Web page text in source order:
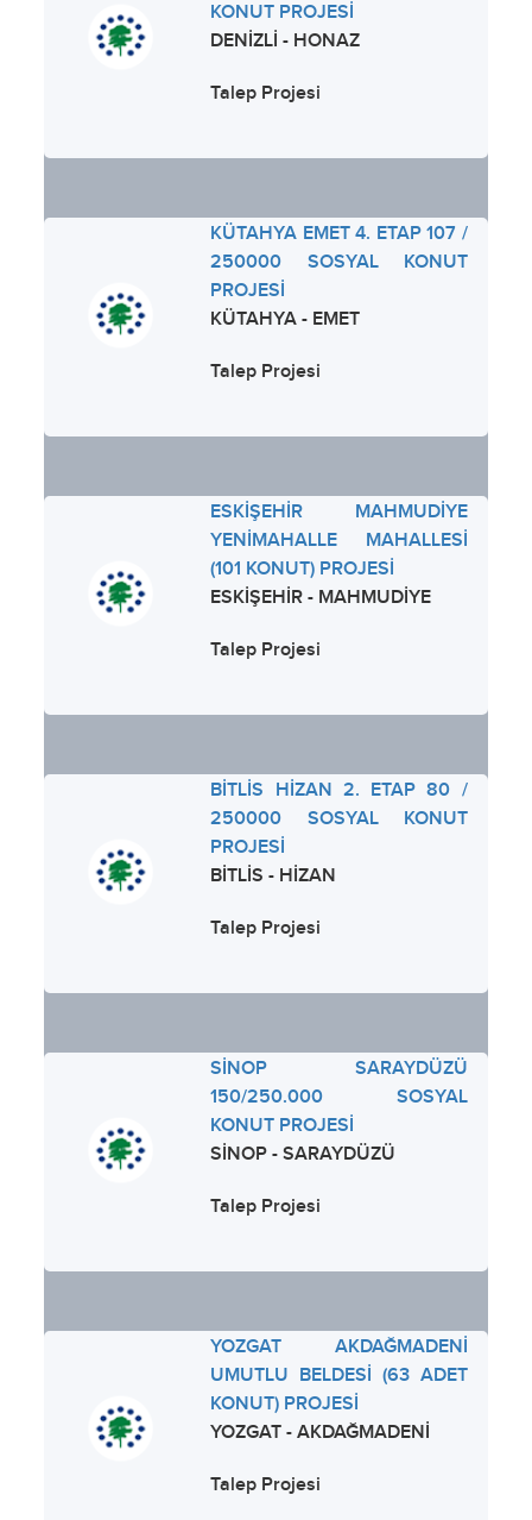
KONUT PROJESİ
DENİZLİ - HONAZ
Talep Projesi
KÜTAHYA EMET 4. ETAP 107 /
250000 SOSYAL KONUT
PROJESİ
KÜTAHYA - EMET
Talep Projesi
ESKİŞEHİR MAHMUDİYE
YENİMAHALLE MAHALLESİ
(101 KONUT) PROJESİ
ESKİŞEHİR - MAHMUDİYE
Talep Projesi
BİTLİS HİZAN 2. ETAP 80 /
250000 SOSYAL KONUT
PROJESİ
BİTLİS - HİZAN
Talep Projesi
SİNOP SARAYDÜZÜ
150/250.000 SOSYAL
KONUT PROJESİ
SİNOP - SARAYDÜZÜ
Talep Projesi
YOZGAT AKDAĞMADENİ
UMUTLU BELDESİ (63 ADET
KONUT) PROJESİ
YOZGAT - AKDAĞMADENİ
Talep Projesi